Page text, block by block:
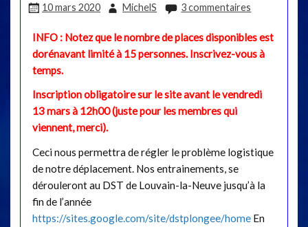
10 mars 2020 MichelS 3 commentaires
INFO : Notez que le nombre de places disponibles est
dorénavant limité à 15 personnes. Inscrivez-vous à
temps.
Inscription obligatoire sur le site avant le vendredi
13 mars à 12h00 (juste pour les membres qui
viennent, merci).
Ceci nous permettra de régler le problème logistique
de notre déplacement. Nos entrainements, se
dérouleront au DST de Louvain-la-Neuve jusqu’à la
fin de l’année
https://sites.google.com/site/dstplongee/homeEn